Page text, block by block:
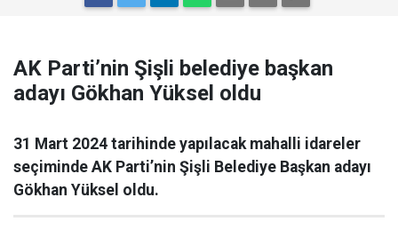
AK Parti’nin Şişli belediye başkan
adayı Gökhan Yüksel oldu
31 Mart 2024 tarihinde yapılacak mahalli idareler
seçiminde AK Parti’nin Şişli Belediye Başkan adayı
Gökhan Yüksel oldu.